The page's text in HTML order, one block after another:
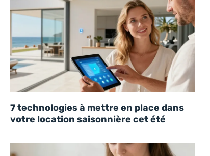
7 technologies à mettre en place dans
votre location saisonnière cet été